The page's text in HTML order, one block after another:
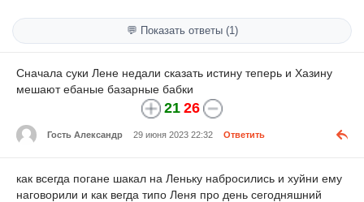
💬 Показать ответы (1)
Сначала суки Лене недали сказать истину теперь и Хазину
мешают ебаные базарные бабки
21 26
Гость Александр 29 июня 2023 22:32 Ответить
как всегда погане шакал на Леньку набросились и хуйни ему
наговорили и как вегда типо Леня про день сегодняшний